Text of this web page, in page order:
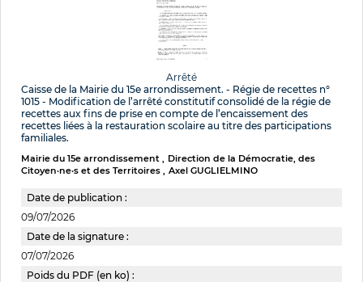
Arrêté
Caisse de la Mairie du 15e arrondissement. - Régie de recettes n°
1015 - Modification de l’arrêté constitutif consolidé de la régie de
recettes aux fins de prise en compte de l’encaissement des
recettes liées à la restauration scolaire au titre des participations
familiales.
Mairie du 15e arrondissement
Direction de la Démocratie, des
Citoyen·ne·s et des Territoires
Axel GUGLIELMINO
Date de publication :
09/07/2026
Date de la signature :
07/07/2026
Poids du PDF (en ko) :